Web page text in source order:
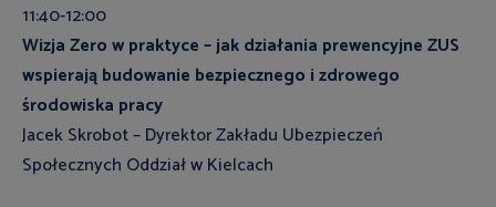
11:40-12:00
Wizja Zero w praktyce – jak działania prewencyjne ZUS
wspierają budowanie bezpiecznego i zdrowego
środowiska pracy
Jacek Skrobot – Dyrektor Zakładu Ubezpieczeń
Społecznych Oddział w Kielcach